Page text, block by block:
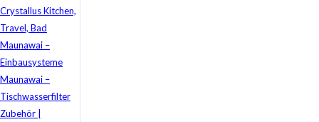
Crystallus Kitchen,
Travel, Bad
Maunawai –
Einbausysteme
Maunawai –
Tischwasserfilter
Zubehör |